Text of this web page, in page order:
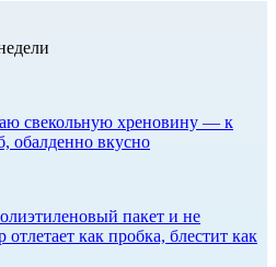
свекольную хреновину — к
обалденно вкусно
пакет и не
отлетает как пробка, блестит как